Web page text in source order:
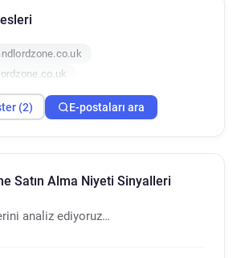
(2) E-postaları ara
Satın Alma Niyeti Sinyalleri
analiz ediyoruz…